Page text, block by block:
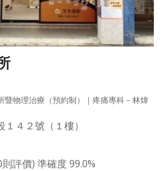
暨物理治療（預約制）｜疼痛專科－林煒
４２號（１樓）
評價) 準確度 99.0%